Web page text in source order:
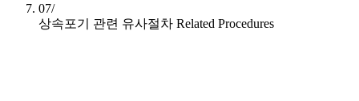
07/
상속포기 관련 유사절차 Related Procedures